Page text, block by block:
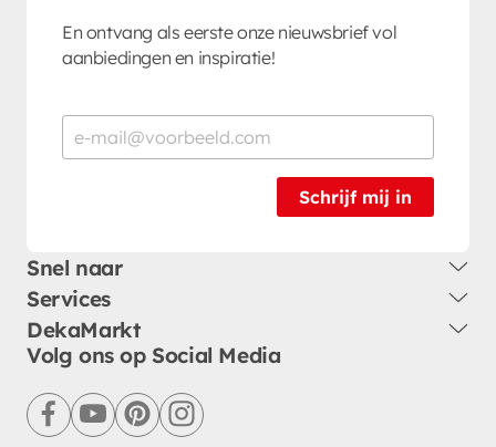
En ontvang als eerste onze nieuwsbrief vol
aanbiedingen en inspiratie!
Schrijf mij in
Snel naar
Services
DekaMarkt
Volg ons op Social Media
facebookyoutubepinterestinstagram